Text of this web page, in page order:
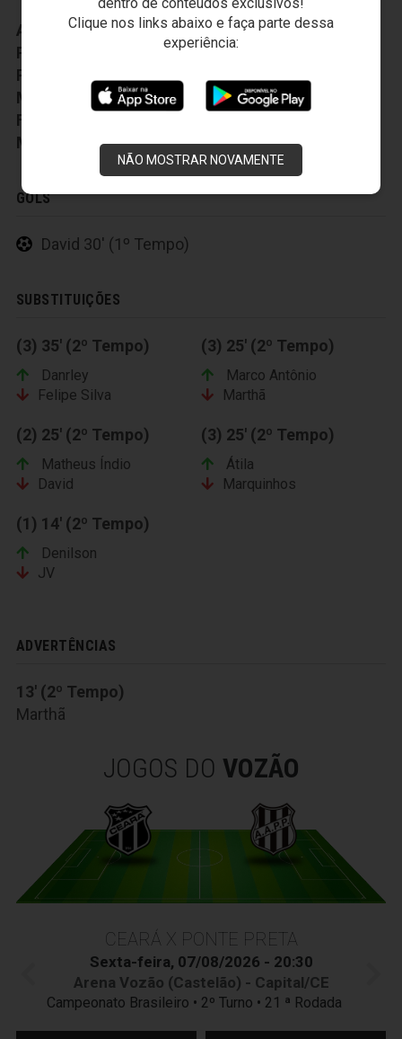
Clique nos links abaixo e faça parte dessa
experiência:
NÃO MOSTRAR NOVAMENTE
Auxiliar Técnico:Alexandre Faganello
Preparador Fisico:
Roberto Farias
Preparador Goleiro:
Médico:
Eduardo Vasconcelos
Fisioterapeuta:
Massagista:Anacleto Pires
GOLS
David 30' (1º Tempo)
SUBSTITUIÇÕES
(3) 35' (2º Tempo)
Danrley
Felipe Silva
(3) 25' (2º Tempo)
Marco Antônio
Marthã
(2) 25' (2º Tempo)
Matheus Índio
David
(3) 25' (2º Tempo)
Átila
Marquinhos
(1) 14' (2º Tempo)
Denilson
JV
ADVERTÊNCIAS
13' (2º Tempo)
Marthã
JOGOS DO VOZÃO
CEARÁ X PONTE PRETA
Sexta-feira, 07/08/2026 - 20:30
Arena Vozão (Castelão) - Capital/CE
Campeonato Brasileiro • 2º Turno • 21 ª Rodada